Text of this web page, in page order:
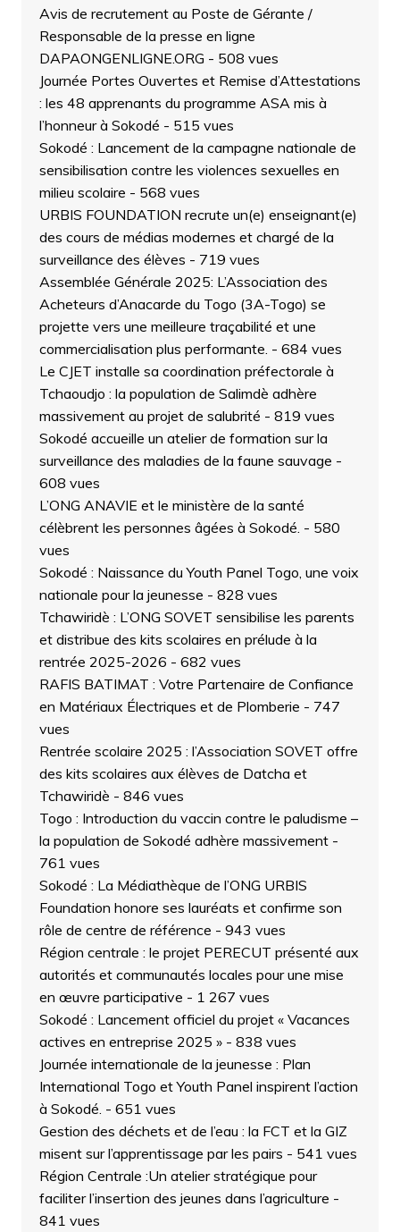
Avis de recrutement au Poste de Gérante /
Responsable de la presse en ligne
DAPAONGENLIGNE.ORG - 508 vues
Journée Portes Ouvertes et Remise d’Attestations
: les 48 apprenants du programme ASA mis à
l’honneur à Sokodé - 515 vues
Sokodé : Lancement de la campagne nationale de
sensibilisation contre les violences sexuelles en
milieu scolaire - 568 vues
URBIS FOUNDATION recrute un(e) enseignant(e)
des cours de médias modernes et chargé de la
surveillance des élèves - 719 vues
Assemblée Générale 2025: L’Association des
Acheteurs d’Anacarde du Togo (3A-Togo) se
projette vers une meilleure traçabilité et une
commercialisation plus performante. - 684 vues
Le CJET installe sa coordination préfectorale à
Tchaoudjo : la population de Salimdè adhère
massivement au projet de salubrité - 819 vues
Sokodé accueille un atelier de formation sur la
surveillance des maladies de la faune sauvage -
608 vues
L’ONG ANAVIE et le ministère de la santé
célèbrent les personnes âgées à Sokodé. - 580
vues
Sokodé : Naissance du Youth Panel Togo, une voix
nationale pour la jeunesse - 828 vues
Tchawiridè : L’ONG SOVET sensibilise les parents
et distribue des kits scolaires en prélude à la
rentrée 2025-2026 - 682 vues
RAFIS BATIMAT : Votre Partenaire de Confiance
en Matériaux Électriques et de Plomberie - 747
vues
Rentrée scolaire 2025 : l’Association SOVET offre
des kits scolaires aux élèves de Datcha et
Tchawiridè - 846 vues
Togo : Introduction du vaccin contre le paludisme –
la population de Sokodé adhère massivement-
761 vues
Sokodé : La Médiathèque de l’ONG URBIS
Foundation honore ses lauréats et confirme son
rôle de centre de référence - 943 vues
Région centrale : le projet PERECUT présenté aux
autorités et communautés locales pour une mise
en œuvre participative - 1 267 vues
Sokodé : Lancement officiel du projet « Vacances
actives en entreprise 2025 »- 838 vues
Journée internationale de la jeunesse : Plan
International Togo et Youth Panel inspirent l’action
à Sokodé. - 651 vues
Gestion des déchets et de l’eau : la FCT et la GIZ
misent sur l’apprentissage par les pairs - 541 vues
Région Centrale :Un atelier stratégique pour
faciliter l’insertion des jeunes dans l’agriculture -
841 vues